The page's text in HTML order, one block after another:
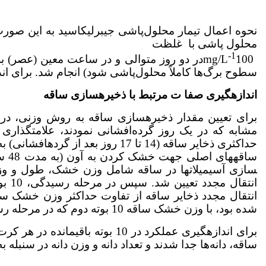
محلول پاشی با غلظت
-1
سطوح برگ‌ها کاملاً محلول‌پاشی شود) انجام شد. برای
اندازه­گیری صفا ت مرتبط با ذخیره­سازی ساقه
حداکثری ذخایر ساقه (14 تا 17
سازی آسیمیلات­ها در ساقه شامل وزن خشک، طول
شده ­بود، با وزن خشک ساقه 10 بوته دوم که در مرحله رسیدگی برداشت شدند، محاسبه شد.
برای اندازه­گیری عملکرد در
ساقه، دانه‌ها جدا شدند و تعداد دانه و وزن دانه در